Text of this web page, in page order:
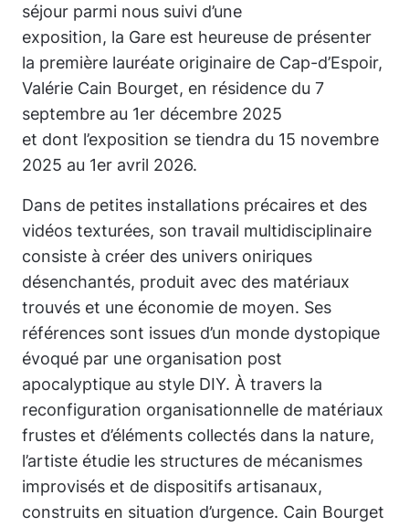
séjour parmi nous suivi d’une
exposition, la Gare est heureuse de présenter
la première lauréate originaire de Cap-d’Espoir,
Valérie Cain Bourget, en résidence du 7
septembre au 1er décembre 2025
et dont l’exposition se tiendra du 15 novembre
2025 au 1er avril 2026.
Dans de petites installations précaires et des
vidéos texturées, son travail multidisciplinaire
consiste à créer des univers oniriques
désenchantés, produit avec des matériaux
trouvés et une économie de moyen. Ses
références sont issues d’un monde dystopique
évoqué par une organisation post
apocalyptique au style DIY. À travers la
reconfiguration organisationnelle de matériaux
frustes et d’éléments collectés dans la nature,
l’artiste étudie les structures de mécanismes
improvisés et de dispositifs artisanaux,
construits en situation d’urgence. Cain Bourget